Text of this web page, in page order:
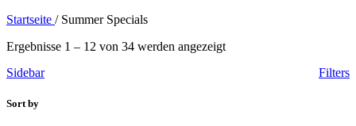
Startseite / Summer Specials
Ergebnisse 1 – 12 von 34 werden angezeigt
Sidebar
Filters
Sort by